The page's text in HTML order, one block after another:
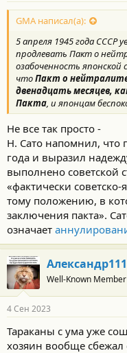
GMA написал(а):
5 апреля 1945 года СССР
продлевать Пакт о
озабоченность японской
чтоПакт о
двенадцать месяцев,
Пакта, и японцам
Не все так просто -
Н. Сато напомнил, что
года и выразил
выполнено советской
«фактически
тому положению, в
заключения пакта».
означает
Александр111
Well-Known Member
4 Сен 2023
Тараканы с ума уже
хозяин вообще сбежал